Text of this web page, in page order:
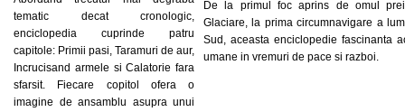
tematic decat cronologic,
enciclopedia cuprinde patru
capitole: Primii pasi, Taramuri de aur,
Incrucisand armele si Calatorie fara
sfarsit. Fiecare copitol ofera o
imagine de ansamblu asupra unui
De la primul foc aprins de omul
Glaciare, la prima circumnavigare a
Sud, aceasta enciclopedie fascinanta
umane in vremuri de pace si razboi.